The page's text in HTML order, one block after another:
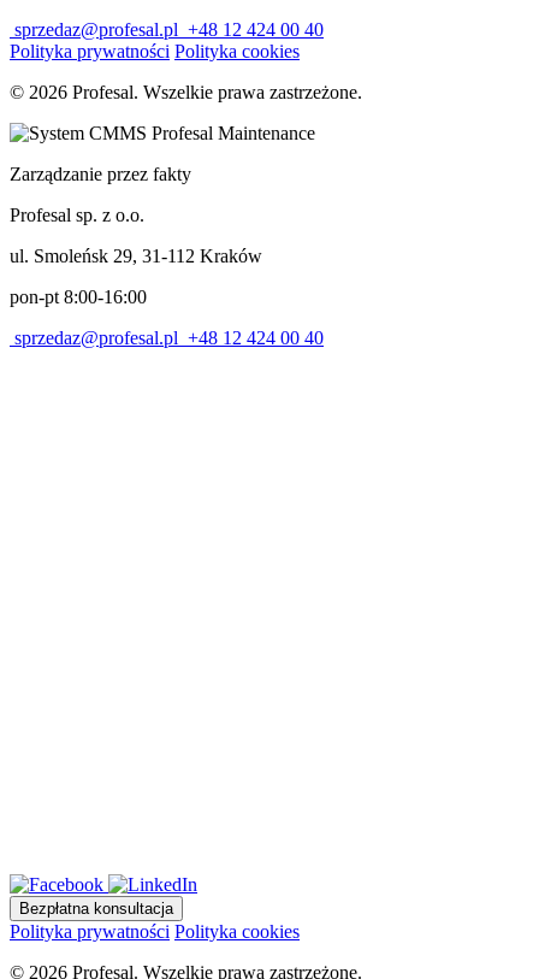
sprzedaz@profesal.pl +48 12 424 00 40
Polityka prywatności Polityka cookies
© 2026 Profesal. Wszelkie prawa zastrzeżone.
Zarządzanie przez fakty
Profesal sp. z o.o.
ul. Smoleńsk 29, 31-112 Kraków
pon-pt 8:00-16:00
sprzedaz@profesal.pl +48 12 424 00 40
Bezpłatna konsultacja
Polityka prywatności Polityka cookies
© 2026 Profesal. Wszelkie prawa zastrzeżone.